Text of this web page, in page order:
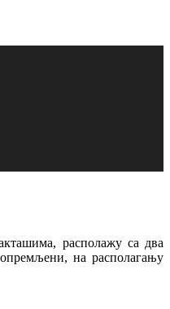
располажу са два
на располагању